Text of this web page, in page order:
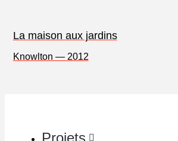
La maison aux jardins
Knowlton — 2012